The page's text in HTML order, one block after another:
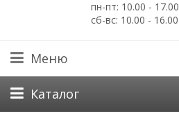
пн-пт: 10.00 - 17.00
сб-вс: 10.00 - 16.00
Меню
Каталог